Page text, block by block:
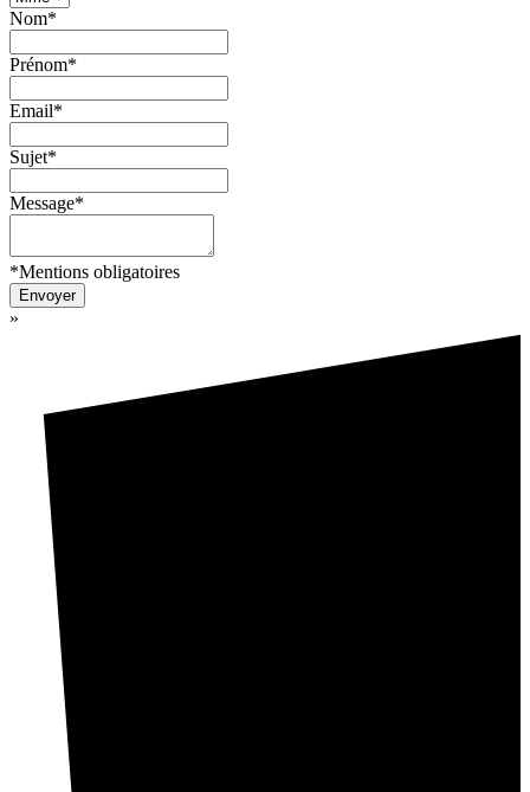
Nom*
Prénom*
Email*
Sujet*
Message*
*Mentions obligatoires
Envoyer
»